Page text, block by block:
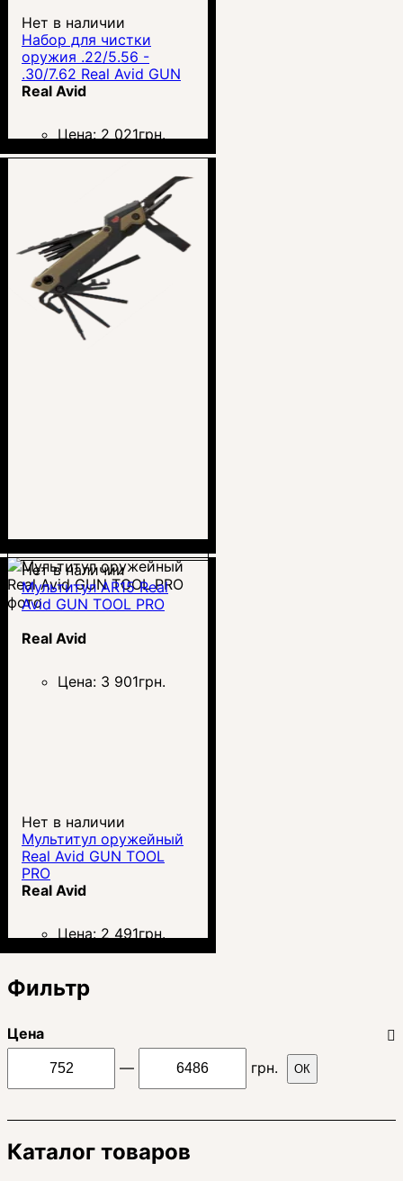
Нет в наличии
Набор для чистки
оружия .22/5.56 -
.30/7.62 Real Avid GUN
BOSS
Real Avid
Цена: 2 021грн.
Нет в наличии
Mультитул AR15 Real
Avid GUN TOOL PRO
Real Avid
Цена: 3 901грн.
Нет в наличии
Мультитул оружейный
Real Avid GUN TOOL
PRO
Real Avid
Цена: 2 491грн.
Фильтр
Цена
—
грн. ОК
Каталог товаров